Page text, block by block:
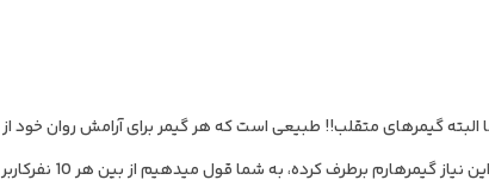
گیمرهای متقلب!! طبیعی است که هر گیمر برای آرامش روان خود از
نیاز گیمرهارم برطرف کرده،
به شما قول می‎دهیم از بین هر 10 نفرکاربر